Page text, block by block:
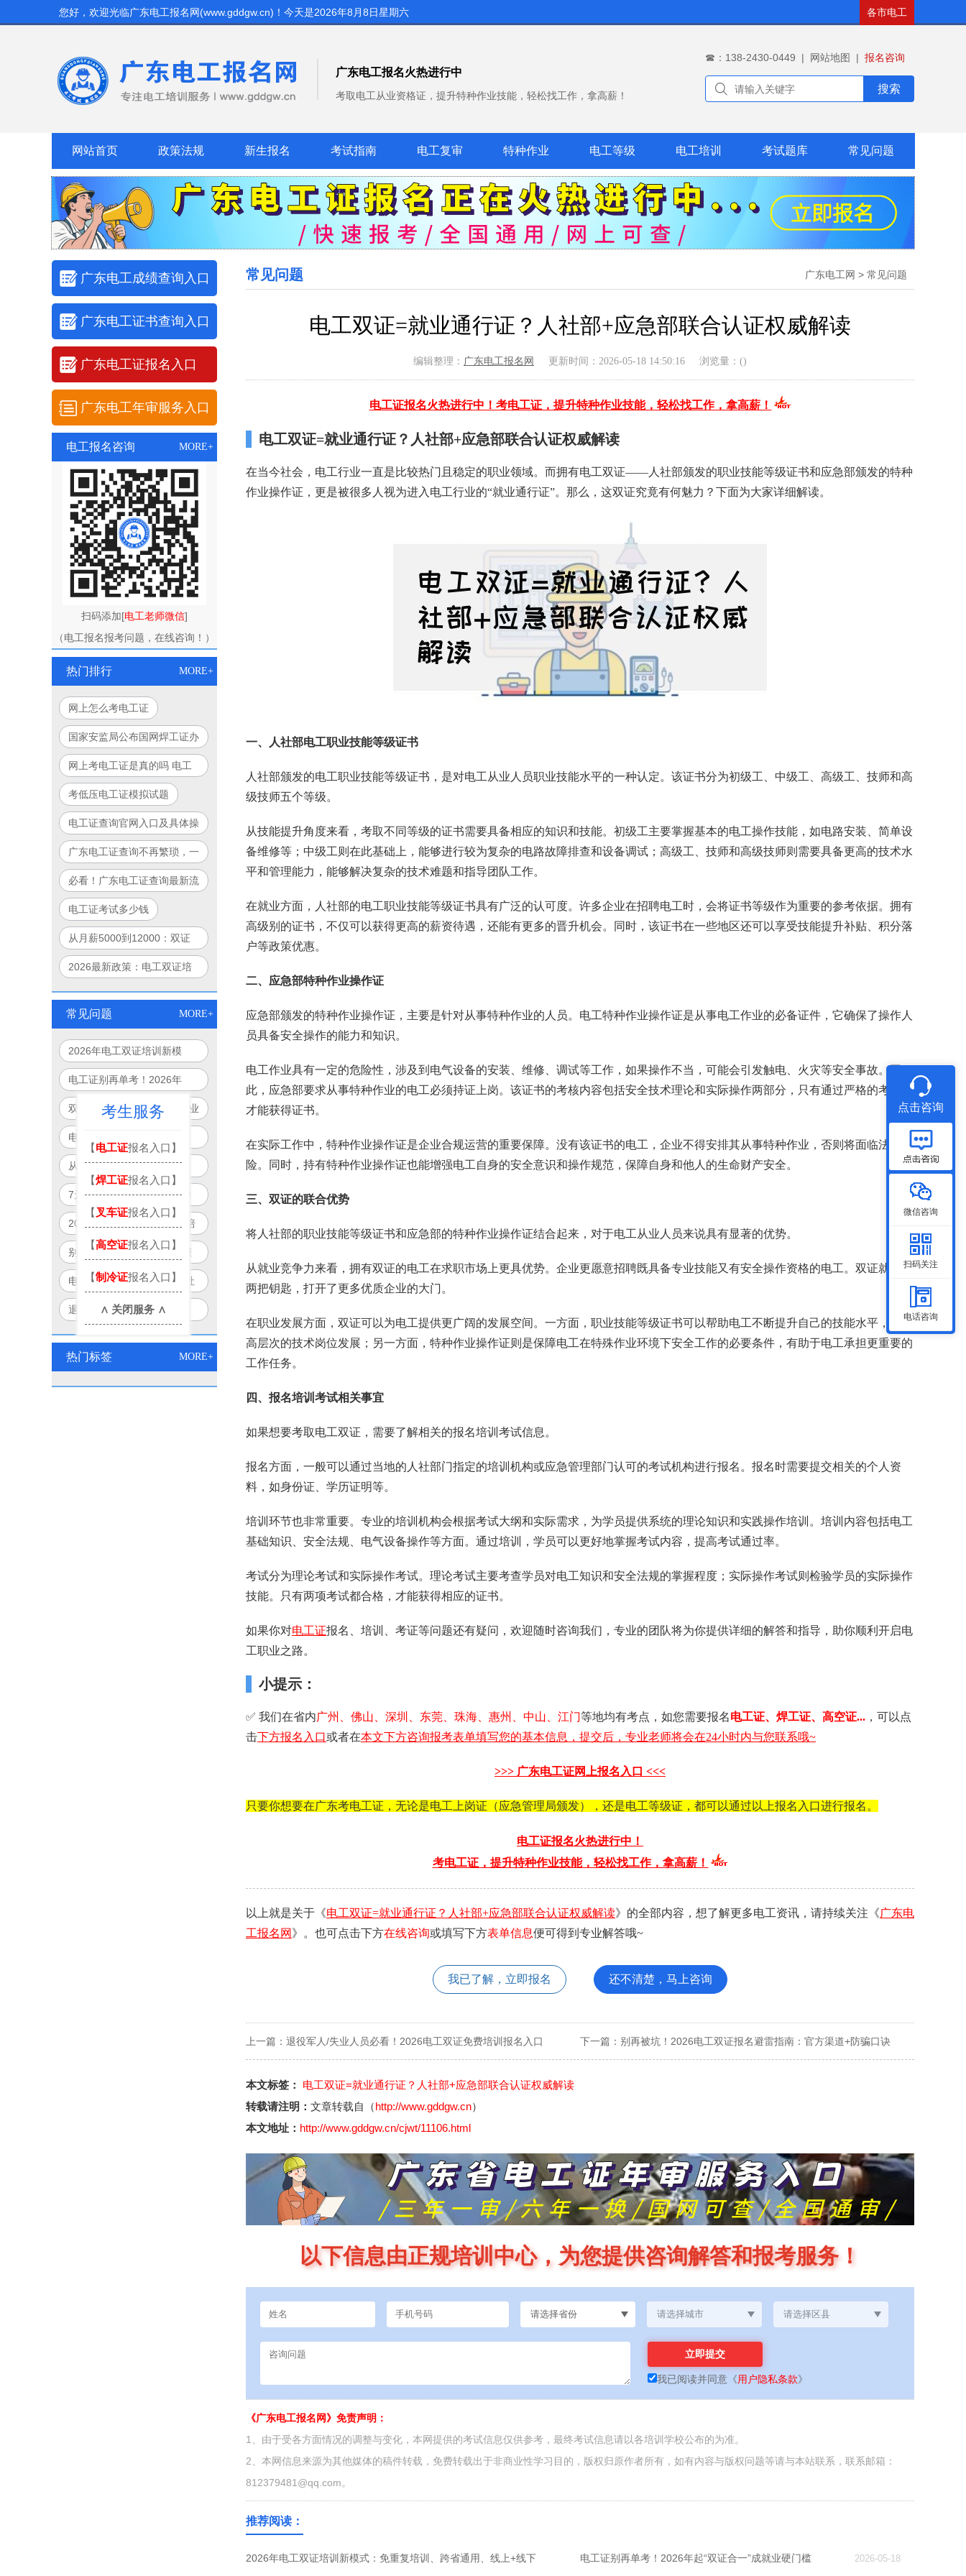
您好，欢迎光临广东电工报名网(www.gddgw.cn) ！今天是2026年8月8日星期六 各市电工
广东电工报名火热进行中
考取电工从业资格证，提升特种作业技能，轻松找工作，拿高薪！
☎：138-2430-0449 | 网站地图 | 报名咨询
搜索
网站首页 政策法规 新生报名 考试指南 电工复审 特种作业 电工等级 电工培训 考试题库 常见问题
广东电工成绩查询入口
广东电工证书查询入口
广东电工证报名入口
广东电工年审服务入口
电工报名咨询 MORE+
扫码添加[电工老师微信]
（电工报名报考问题，在线咨询！）
热门排行 MORE+
网上怎么考电工证
国家安监局公布国网焊工证办
理细则，行业标准正式出台
网上考电工证是真的吗 电工
证800块是真的假的
考低压电工证模拟试题
电工证查询官网入口及具体操
作步骤
广东电工证查询不再繁琐，一
键查询轻松搞定！
必看！广东电工证查询最新流
程详解！
电工证考试多少钱
从月薪5000到12000：双证
电工职业晋升路径全图解
2026最新政策：电工双证培
常见问题 MORE+
2026年电工双证培训新模
式：免重复培训、跨省通用、
线上+线下
电工证别再单考！2026年
起“双证合一”成就业硬门槛
双证电工薪资直涨50%！企业
抢人真相：单证已过时
电工双证补贴最高8000元？
2026年全国32城可申领清单
曝光
从月薪5000到12000：双证
电工职业晋升路径全图解
7天拿双证？广州电工可报！
政府补贴项目制培训全解析
2026年国家新规：电工“一培
双证”合法落地，一次培训拿
双证！
别再被坑！2026电工双证报
名避雷指南：官方渠道+防骗
口诀
电工双证=就业通行证？人社
部+应急部联合认证权威解读
退役军人/失业人员必看！
入口
热门标签 MORE+
广东电工网 > 常见问题
常见问题
电工双证=就业通行证？人社部+应急部联合认证权威解读
编辑整理： 广东电工报名网 更新时间：2026-05-18 14:50:16 浏览量：()
电工证报名火热进行中！考电工证，提升特种作业技能，轻松找工作，拿高薪！
电工双证=就业通行证？人社部+应急部联合认证权威解读
在当今社会，电工行业一直是比较热门且稳定的职业领域。而拥有电工双证——人社部颁发的职业技能等级证书和应急部颁发的特种
作业操作证，更是被很多人视为进入电工行业的“就业通行证”。那么，这双证究竟有何魅力？下面为大家详细解读。
一、人社部电工职业技能等级证书
人社部颁发的电工职业技能等级证书，是对电工从业人员职业技能水平的一种认定。该证书分为初级工、中级工、高级工、技师和高
级技师五个等级。
从技能提升角度来看，考取不同等级的证书需要具备相应的知识和技能。初级工主要掌握基本的电工操作技能，如电路安装、简单设
备维修等；中级工则在此基础上，能够进行较为复杂的电路故障排查和设备调试；高级工、技师和高级技师则需要具备更高的技术水
平和管理能力，能够解决复杂的技术难题和指导团队工作。
在就业方面，人社部的电工职业技能等级证书具有广泛的认可度。许多企业在招聘电工时，会将证书等级作为重要的参考依据。拥有
高级别的证书，不仅可以获得更高的薪资待遇，还能有更多的晋升机会。同时，该证书在一些地区还可以享受技能提升补贴、积分落
户等政策优惠。
二、应急部特种作业操作证
应急部颁发的特种作业操作证，主要是针对从事特种作业的人员。电工特种作业操作证是从事电工作业的必备证件，它确保了操作人
员具备安全操作的能力和知识。
电工作业具有一定的危险性，涉及到电气设备的安装、维修、调试等工作，如果操作不当，可能会引发触电、火灾等安全事故。因
此，应急部要求从事特种作业的电工必须持证上岗。该证书的考核内容包括安全技术理论和实际操作两部分，只有通过严格的考核，
才能获得证书。
在实际工作中，特种作业操作证是企业合规运营的重要保障。没有该证书的电工，企业不得安排其从事特种作业，否则将面临法律风
险。同时，持有特种作业操作证也能增强电工自身的安全意识和操作规范，保障自身和他人的生命财产安全。
三、双证的联合优势
将人社部的职业技能等级证书和应急部的特种作业操作证结合起来，对于电工从业人员来说具有显著的优势。
从就业竞争力来看，拥有双证的电工在求职市场上更具优势。企业更愿意招聘既具备专业技能又有安全操作资格的电工。双证就像是
两把钥匙，打开了更多优质企业的大门。
在职业发展方面，双证可以为电工提供更广阔的发展空间。一方面，职业技能等级证书可以帮助电工不断提升自己的技能水平，向更
高层次的技术岗位发展；另一方面，特种作业操作证则是保障电工在特殊作业环境下安全工作的必要条件，有助于电工承担更重要的
工作任务。
四、报名培训考试相关事宜
如果想要考取电工双证，需要了解相关的报名培训考试信息。
报名方面，一般可以通过当地的人社部门指定的培训机构或应急管理部门认可的考试机构进行报名。报名时需要提交相关的个人资
料，如身份证、学历证明等。
培训环节也非常重要。专业的培训机构会根据考试大纲和实际需求，为学员提供系统的理论知识和实践操作培训。培训内容包括电工
基础知识、安全法规、电气设备操作等方面。通过培训，学员可以更好地掌握考试内容，提高考试通过率。
考试分为理论考试和实际操作考试。理论考试主要考查学员对电工知识和安全法规的掌握程度；实际操作考试则检验学员的实际操作
技能。只有两项考试都合格，才能获得相应的证书。
如果你对电工证报名、培训、考证等问题还有疑问，欢迎随时咨询我们，专业的团队将为你提供详细的解答和指导，助你顺利开启电
工职业之路。
小提示：
✅ 我们在省内广州、佛山、深圳、东莞、珠海、惠州、中山、江门等地均有考点，如您需要 报名电工证 、 焊工证 、 高空证... ，可以点
击下方报名入口或者在本文下方咨询报考表单填写您的基本信息，提交后，专业老师将会在24小时内与您联系哦~
>>> 广东电工证网上报名入口 <<<
只要你想要在广东考电工证，无论是电工上岗证（应急管理局颁发），还是电工等级证，都可以通过以上报名入口进行报名。
电工证报名火热进行中！
考电工证，提升特种作业技能，轻松找工作，拿高薪！
以上就是关于《电工双证=就业通行证？人社部+应急部联合认证权威解读》的全部内容，想了解更多电工资讯，请持续关注《广东电
工报名网 》。也可点击下方在线咨询或填写下方表单信息便可得到专业解答哦~
我已了解，立即报名 还不清楚，马上咨询
上一篇： 退役军人/失业人员必看！2026电工双证免费培训报名入口 下一篇： 别再被坑！2026电工双证报名避雷指南：官方渠道+防骗口诀
本文标签：
电工双证=就业通行证？人社部+应急部联合认证权威解读
转载请注明： 文章转载自（http://www.gddgw.cn）
本文地址： http://www.gddgw.cn/cjwt/11106.html
以下信息由正规培训中心，为您提供咨询解答和报考服务！
我已阅读并同意 《用户隐私条款》
《广东电工报名网》免责声明：
1、由于受各方面情况的调整与变化，本网提供的考试信息仅供参考，最终考试信息请以各培训学校公布的为准。
2、本网信息来源为其他媒体的稿件转载，免费转载出于非商业性学习目的，版权归原作者所有，如有内容与版权问题等请与本站联系，联系邮箱：
812379481@qq.com。
推荐阅读：
2026年电工双证培训新模式：免重复培训、跨省通用、线上+线下 电工证别再单考！2026年起“双证合一”成就业硬门槛 2026-05-18
考生服务
【电工证报名入口】
【焊工证报名入口】
【 叉车证报名入口】
【高空证报名入口】
【制冷证报名入口】
∧ 关闭服务 ∧
点击咨询
微信咨询
扫码关注
电话咨询